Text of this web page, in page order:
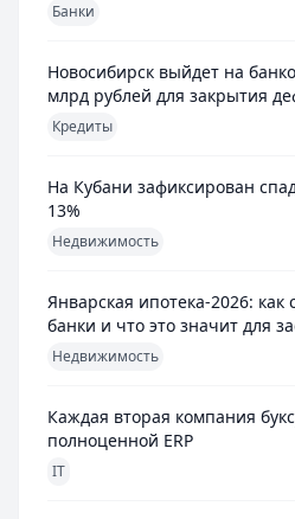
Банки
Новосибирск выйдет на
млрд рублей для закрытия
Кредиты
На Кубани зафиксирован
13%
Недвижимость
Январская ипотека-2026:
банки и что это значит для
Недвижимость
Каждая вторая компания
полноценной ERP
IT